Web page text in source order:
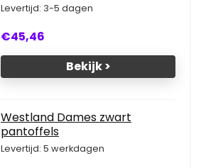
Levertijd: 3-5 dagen
€45,46
Bekijk >
Westland Dames zwart
pantoffels
Levertijd: 5 werkdagen